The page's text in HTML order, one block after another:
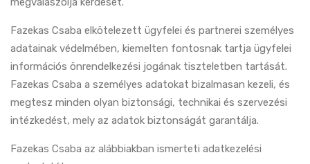
Fazekas Csaba elkötelezett ügyfelei és partnerei személyes
adatainak védelmében, kiemelten fontosnak tartja ügyfelei
információs önrendelkezési jogának tiszteletben tartását.
Fazekas Csaba a személyes adatokat bizalmasan kezeli, és
megtesz minden olyan biztonsági, technikai és szervezési
intézkedést, mely az adatok biztonságát garantálja.
Fazekas Csaba az alábbiakban ismerteti adatkezelési